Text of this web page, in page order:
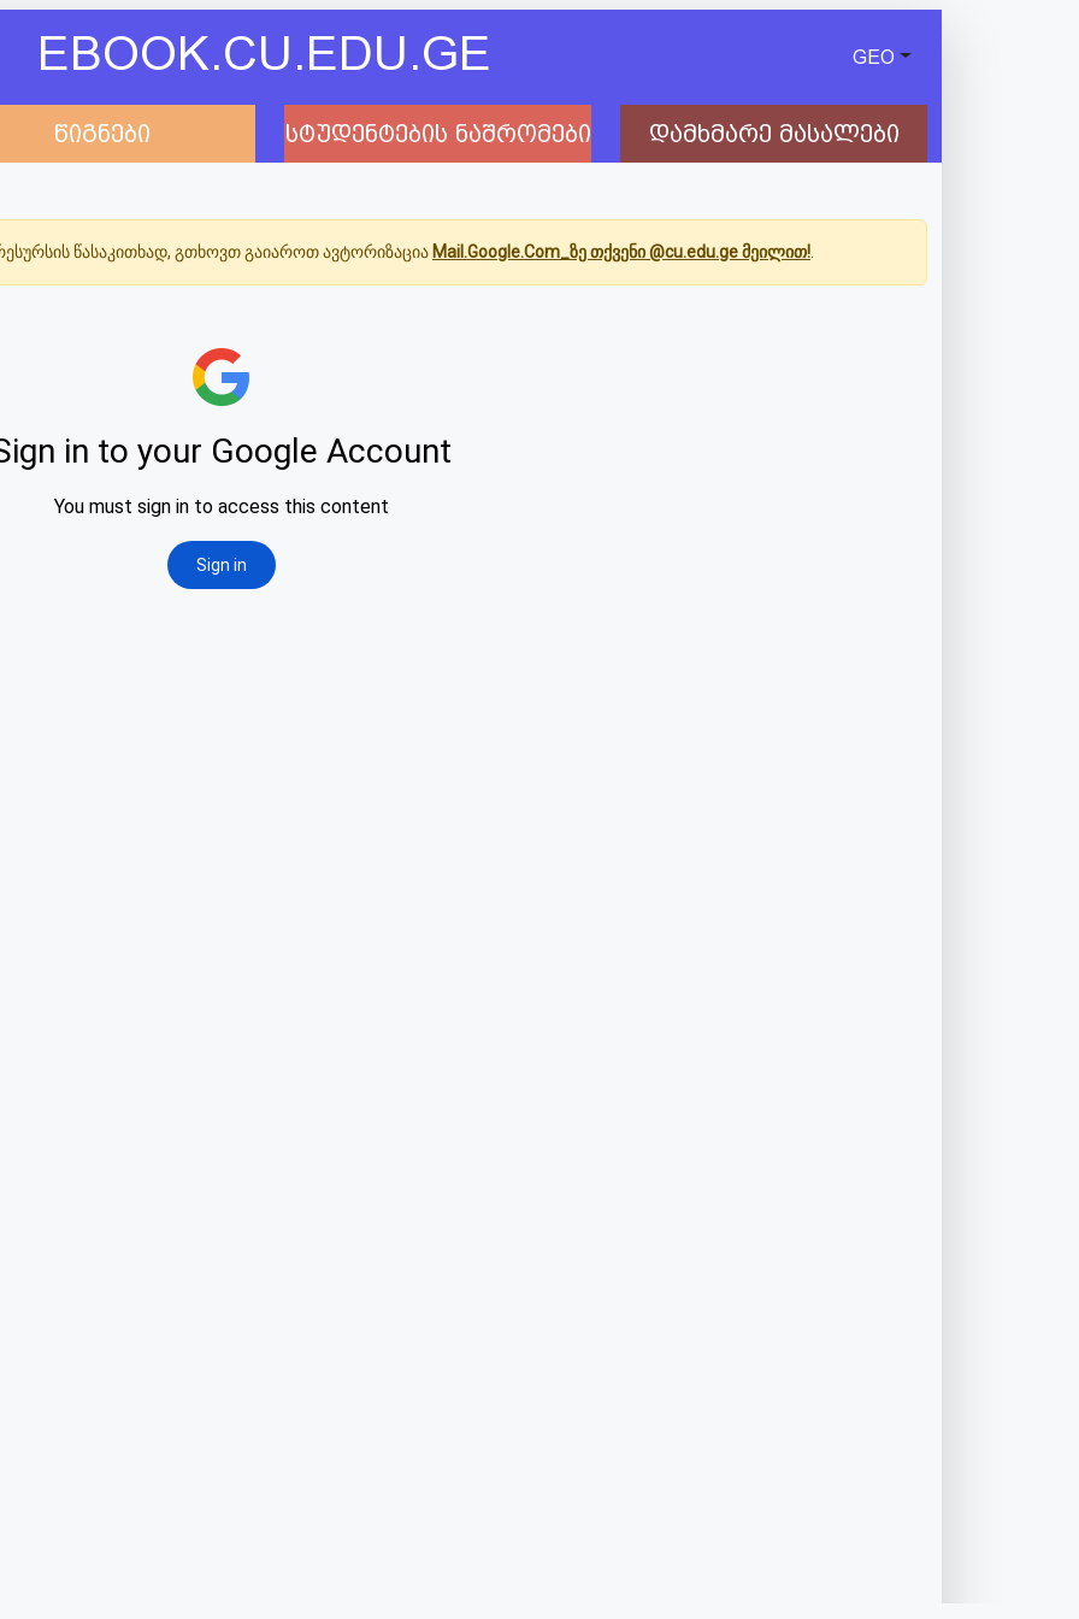
EBOOK.CU.EDU.GE GEO
წიგნები სტუდენტების ნაშრომები დამხმარე მასალები
წასაკითხად, გთხოვთ გაიაროთ ავტორიზაცია Mail.Google.Com_ზე თქვენი @cu.edu.ge მეილით!